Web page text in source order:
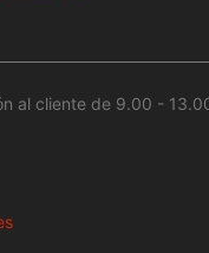
al cliente de 9.00 -